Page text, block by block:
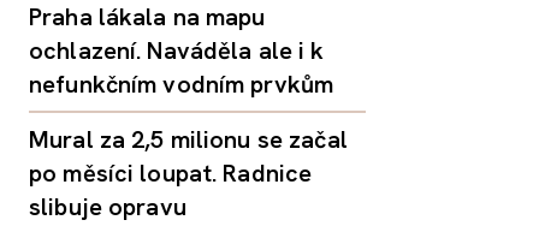
Praha lákala na mapu
ochlazení. Naváděla ale i k
nefunkčním vodním prvkům
Mural za 2,5 milionu se začal
po měsíci loupat. Radnice
slibuje opravu